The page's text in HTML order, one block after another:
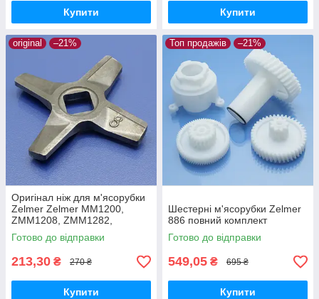
Купити Купити
original –21%
Оригінал ніж для м'ясорубки
Zelmer Zelmer MM1200,
ZMM1208, ZMM1282,
ZMM1283, ZMM1284,
ZMM1288, ZMM1289,
ZMM1298
Готово до відправки
213,30 ₴ 270 ₴
Купити
Топ продажів –21%
Шестерні м'ясорубки Zelmer
886 повний комплект
Готово до відправки
549,05 ₴ 695 ₴
Купити